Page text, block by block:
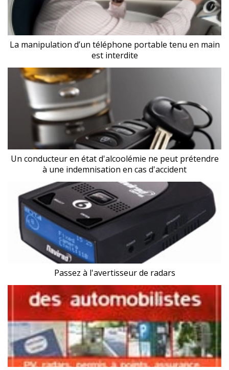
La manipulation d’un téléphone portable tenu en main
est interdite
Un conducteur en état d'alcoolémie ne peut prétendre
à une indemnisation en cas d'accident
Passez à l'avertisseur de radars